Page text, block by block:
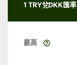
1 TRY兌DKK匯率
最高